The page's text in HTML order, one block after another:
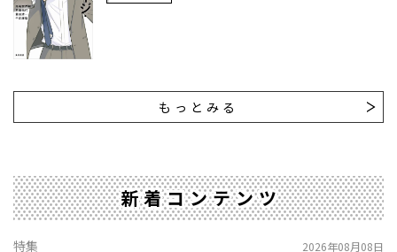
もっとみる
新着コンテンツ
特集 2026年08月08日